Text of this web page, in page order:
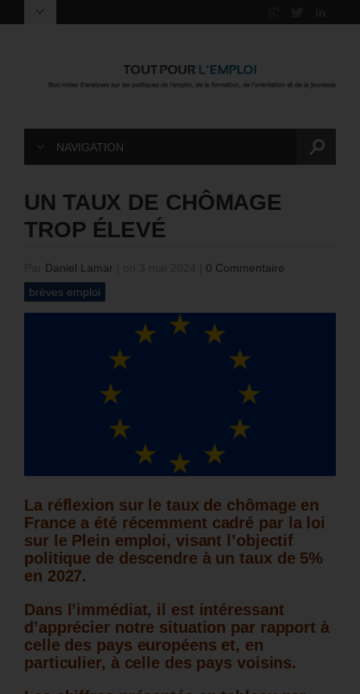
NAVIGATION
UN TAUX DE CHÔMAGE
TROP ÉLEVÉ
Daniel Lamar
0 Commentaire
brèves emploi
La réflexion sur le taux de chômage en
France a été récemment cadré par la loi
sur le Plein emploi, visant l’objectif
politique de descendre à un taux de 5%
en 2027.
Dans l’immédiat, il est intéressant
d’apprécier notre situation par rapport à
celle des pays européens et, en
particulier, à celle des pays voisins.